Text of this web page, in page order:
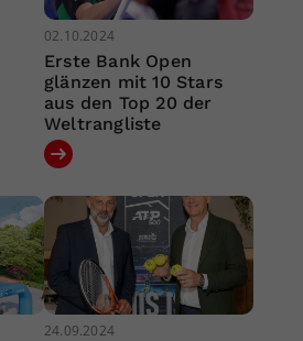
02.10.2024
Erste Bank Open
glänzen mit 10 Stars
aus den Top 20 der
Weltrangliste
24.09.2024